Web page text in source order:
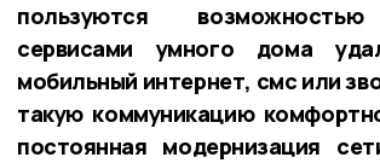
пользуются
сервисами умного дома
мобильный интернет, смс или
такую коммуникацию
постоянная модернизация